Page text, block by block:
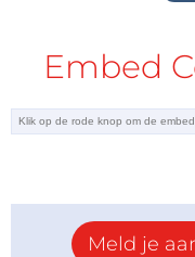
Embed
Meld je